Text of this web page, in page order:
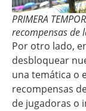
PRIMERA
recompensas de
Por otro lado,
desbloquear
una temática o
recompensas
de jugadoras o